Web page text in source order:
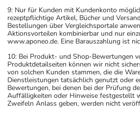
9: Nur für Kunden mit Kundenkonto
rezeptpflichtige Artikel, Bücher und
Bestellungen über Vergleichsportale
Aktionsvorteilen kombinierbar und nur
www.aponeo.de. Eine Barauszahlung ist
10: Bei Produkt- und Shop-Bewertungen
Produktdetailseiten können wir nicht
von solchen Kunden stammen, die die
Dienstleistungen tatsächlich genutzt oder
Bewertungen, bei denen bei der Prüfung
Auffälligkeiten oder Hinweise festgestellt
Zweifeln Anlass geben, werden nicht